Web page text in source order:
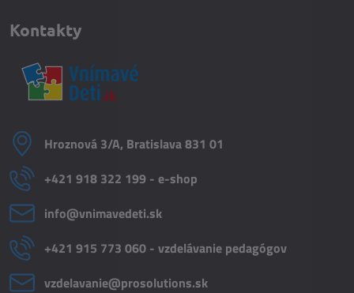
Kontakty
Hroznová 3/A, Bratislava 831 01
+421 918 322 199 - e-shop
info​@vnimavedeti​.sk
+421 915 773 060 - vzdelávanie pedagógov
vzdelavanie​@prosolutions​.sk